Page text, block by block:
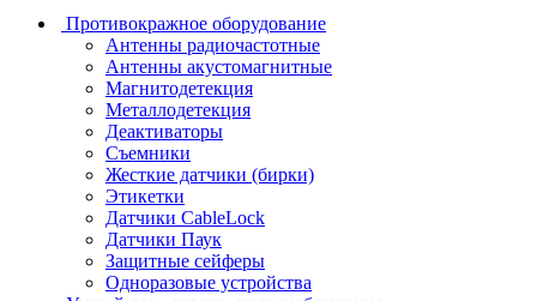
Противокражное оборудование
Антенны радиочастотные
Антенны акустомагнитные
Магнитодетекция
Металлодетекция
Деактиваторы
Съемники
Жесткие датчики (бирки)
Этикетки
Датчики CableLock
Датчики Паук
Защитные сейферы
Одноразовые устройства